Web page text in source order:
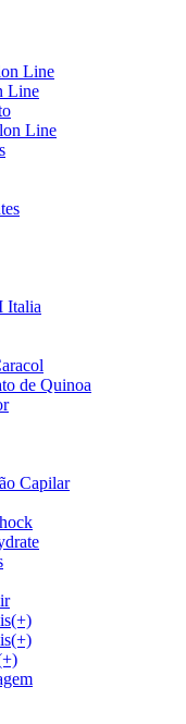
Line
Line
Line
Italia
de Quinoa
Capilar